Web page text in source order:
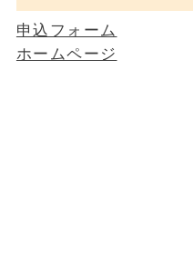
申込フォーム
ホームページ